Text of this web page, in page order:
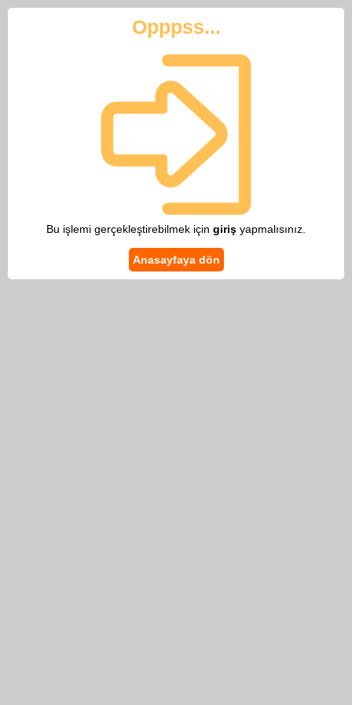
Opppss...
Bu işlemi gerçekleştirebilmek için giriş yapmalısınız.
Anasayfaya dön